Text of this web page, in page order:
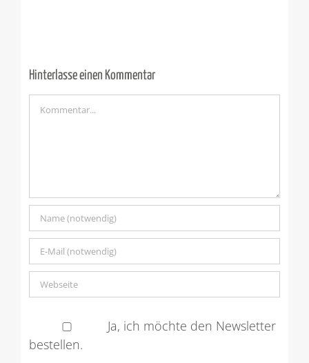
Hinterlasse einen Kommentar
Ja, ich möchte den Newsletter
bestellen.